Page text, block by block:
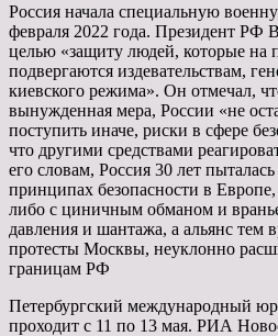
Россия начала специальную
февраля 2022 года. Президент РФ
целью «защиту людей, которые на
подвергаются издевательствам,
киевского режима». Он отмечал,
вынужденная мера, России «не
поступить иначе, риски в сфере
что другими средствами
его словам, Россия 30 лет
принципах безопасности в Европе,
либо с циничным обманом и
давления и шантажа, а альянс тем
протесты Москвы, неуклонно
границам РФ
Петербургский международный
проходит с 11 по 13 мая. РИА